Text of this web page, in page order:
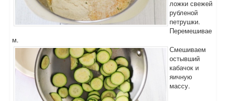
ложки свежей
рубленой
петрушки.
Перемешивае
м.
Смешиваем
остывший
кабачок и
яичную
массу.